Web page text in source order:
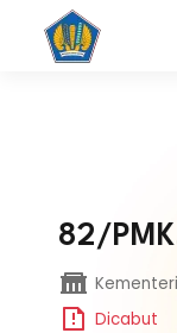
82/
Dicabut